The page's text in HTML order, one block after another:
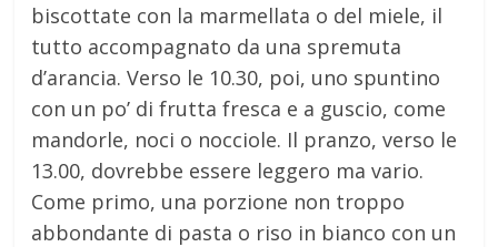
biscottate con la marmellata o del miele, il
tutto accompagnato da una spremuta
d’arancia. Verso le 10.30, poi, uno spuntino
con un po’ di frutta fresca e a guscio, come
mandorle, noci o nocciole. Il pranzo, verso le
13.00, dovrebbe essere leggero ma vario.
Come primo, una porzione non troppo
abbondante di pasta o riso in bianco con un